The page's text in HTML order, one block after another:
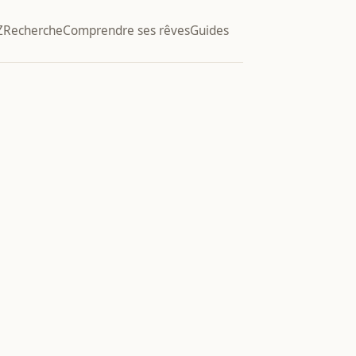
RechercheComprendre ses rêvesGuides